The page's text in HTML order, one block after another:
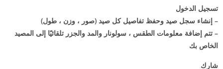
تسجيل الدخول
– إنشاء سجل صيد وحفظ تفاصيل كل صيد (صور ، وزن ، طول)
– تتم إضافة معلومات الطقس ، سولونار والمد والجزر تلقائيًا إلى المصيد
الخاص بك
شارك